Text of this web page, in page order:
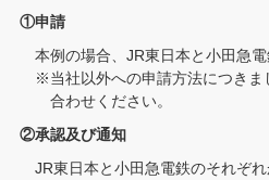
①申請
本例の場合、JR東日本と小田急電
※当社以外への申請方法につきま
合わせください。
②承認及び通知
JR東日本と小田急電鉄のそれぞ